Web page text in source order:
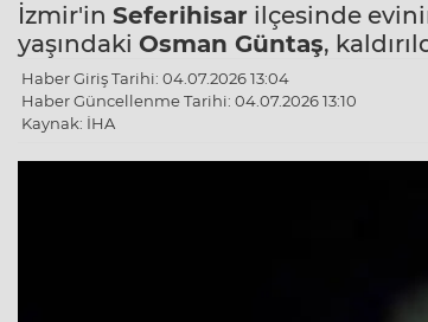
İzmir'in Seferihisar ilçesinde
yaşındaki Osman Güntaş,
Haber Giriş Tarihi: 04.07.2026 13:04
Haber Güncellenme Tarihi: 04.07.2026 13:10
Kaynak: İHA